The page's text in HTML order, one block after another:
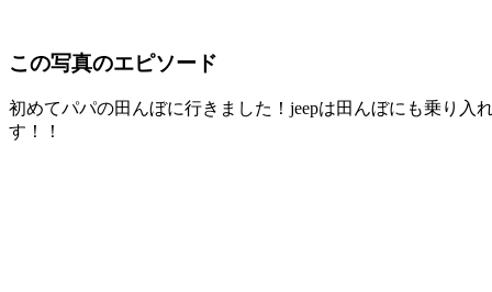
この写真のエピソード
初めてパパの田んぼに行きました！jeepは田んぼにも乗り
す！！